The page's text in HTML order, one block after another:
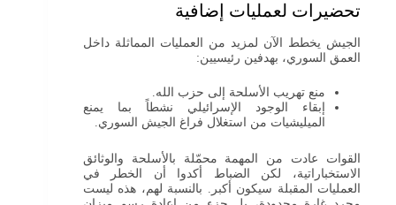
تحضيرات لعمليات إضافية
الجيش يخطط الآن لمزيد من العمليات المماثلة داخل
العمق السوري، بهدفين رئيسيين:
منع تهريب الأسلحة إلى حزب الله.
إبقاء الوجود الإسرائيلي نشطاً بما يمنع
الميليشيات من استغلال فراغ الجيش السوري.
القوات عادت من المهمة محمّلة بالأسلحة والوثائق
الاستخباراتية، لكن الضباط أكدوا أن الخطر في
العمليات المقبلة سيكون أكبر. بالنسبة لهم، هذه ليست